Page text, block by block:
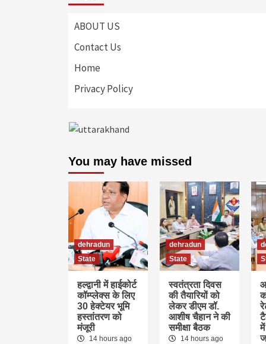
ABOUT US
Contact Us
Home
Privacy Policy
You may have missed
dehradun
State
हल्द्वानी में हाईकोर्ट
कॉम्प्लेक्स के लिए
30 हेक्टेयर भूमि
हस्तांतरण को
मंजूरी
14 hours ago
dehradun
State
स्वतंत्रता दिवस
की तैयारियों को
लेकर डीएम डॉ.
आशीष चैहान ने की
समीक्षा बैठक
14 hours ago
में